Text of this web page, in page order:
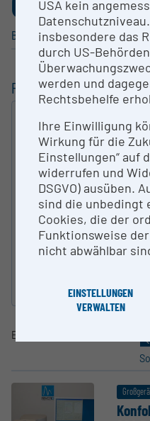
Bildende/Gestal­tende Kunst
,076%
FILTERUNG
VOLLTEXT
ART DER
KATEGORIE NACH ÖFOS 2012
Suche zurücksetzen
Eintrag
USA kein
insbesondere das
durch US-
werden und
Rechtsbehelfe
Ihre Einwilligung
Wirkung für die
Einstellungen“ auf
widerrufen und
DSGVO) ausüben.
sind die unbedingt
Cookies, die der
Funktionsweise
nicht abwählbar
EINSTELLUNGEN
VERWALTEN